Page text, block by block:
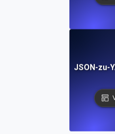
JSON-zu-